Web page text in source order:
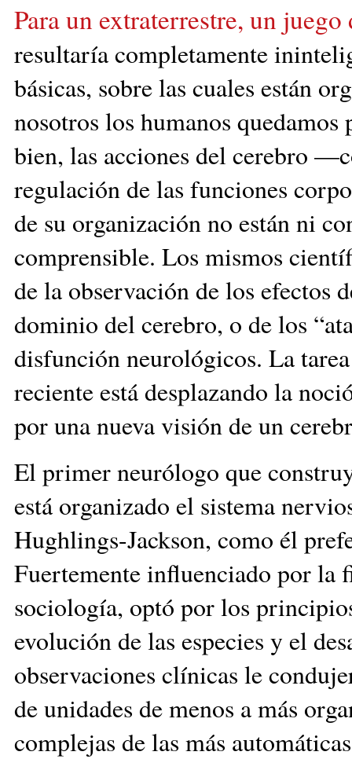
Para un extraterrestre, un
resultaría completamente
básicas, sobre las cuales están
nosotros los humanos
bien, las acciones del cerebro
regulación de las funciones
de su organización no están ni
comprensible. Los mismos
de la observación de los efectos
dominio del cerebro, o de los
disfunción neurológicos. La
reciente está desplazando la
por una nueva visión de un
El primer neurólogo que
está organizado el sistema
Hughlings-Jackson, como él
Fuertemente influenciado por la
sociología, optó por los
evolución de las especies y el
observaciones clínicas le
de unidades de menos a más
complejas de las más